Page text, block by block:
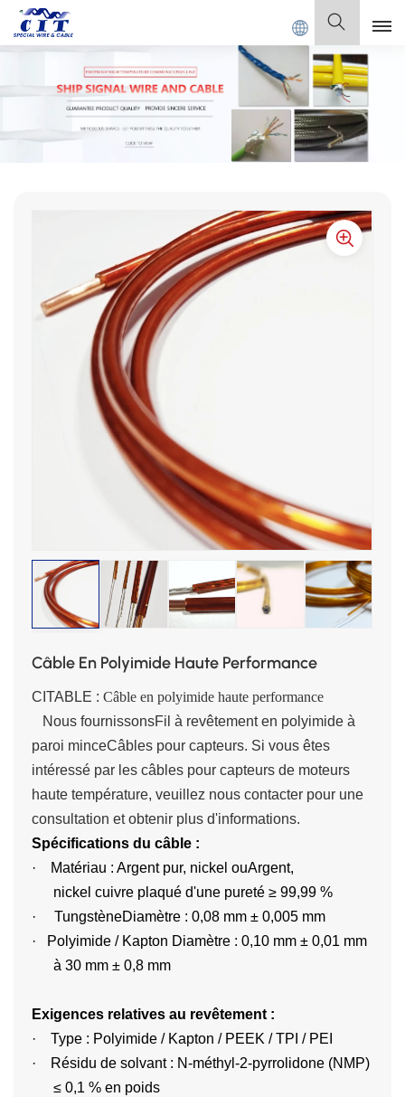
Co., Ltd. Français
English
Français
Italiano
Polski
Câble En Polyimide Haute Performance
CITABLE : Câble en polyimide haute performance
Nous fournissonsFil à revêtement en polyimide à
paroi minceCâbles pour capteurs. Si vous êtes
intéressé par les câbles pour capteurs de moteurs
haute température, veuillez nous contacter pour une
consultation et obtenir plus d'informations.
Spécifications du câble :
·
Matériau : Argent pur, nickel ouArgent,
nickel cuivre plaqué d'une pureté ≥ 99,99 %
·
TungstèneDiamètre : 0,08 mm ± 0,005 mm
·
Polyimide / Kapton Diamètre : 0,10 mm ± 0,01 mm
à 30 mm ± 0,8 mm
Exigences relatives au revêtement :
·
Type : Polyimide / Kapton / PEEK / TPI / PEI
·
Résidu de solvant : N-méthyl-2-pyrrolidone (NMP)
≤ 0,1 % en poids